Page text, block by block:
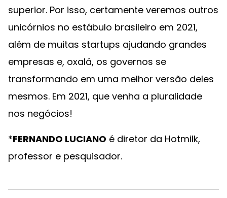
superior. Por isso, certamente veremos outros
unicórnios no estábulo brasileiro em 2021,
além de muitas startups ajudando grandes
empresas e, oxalá, os governos se
transformando em uma melhor versão deles
mesmos. Em 2021, que venha a pluralidade
nos negócios!
*FERNANDO LUCIANO é diretor da Hotmilk,
professor e pesquisador.